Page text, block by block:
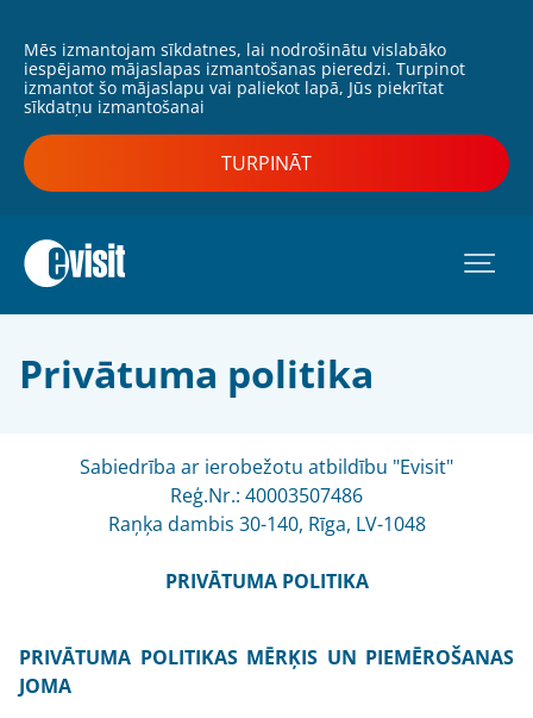
Mēs izmantojam sīkdatnes, lai nodrošinātu vislabāko
iespējamo mājaslapas izmantošanas pieredzi. Turpinot
izmantot šo mājaslapu vai paliekot lapā, Jūs piekrītat
sīkdatņu izmantošanai
TURPINĀT
Privātuma politika
Sabiedrība ar ierobežotu atbildību "Evisit"
Reģ.Nr.: 40003507486
Raņķa dambis 30-140, Rīga, LV-1048
PRIVĀTUMA POLITIKA
PRIVĀTUMA POLITIKAS MĒRĶIS UN PIEMĒROŠANAS
JOMA